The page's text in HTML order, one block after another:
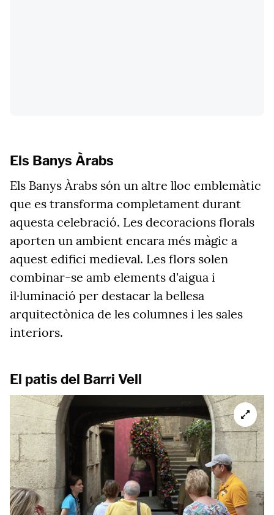
Els Banys Àrabs
Els Banys Àrabs són un altre lloc emblemàtic
que es transforma completament durant
aquesta celebració. Les decoracions florals
aporten un ambient encara més màgic a
aquest edifici medieval. Les flors solen
combinar-se amb elements d'aigua i
il·luminació per destacar la bellesa
arquitectònica de les columnes i les sales
interiors.
El patis del Barri Vell